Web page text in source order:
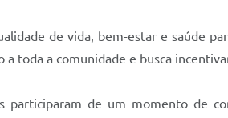
de vida, bem-estar e saúde
toda a comunidade e busca
participaram de um momento de